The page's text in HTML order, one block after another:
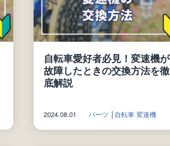
自転車愛好者必見！変速機が
故障したときの交換方法を徹
底解説
2024.08.01 パーツ 自転車 変速機